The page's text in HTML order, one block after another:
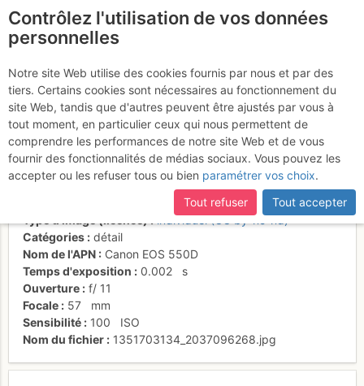
Contrefort du Carlit de
Baix
Activités
Date/heure
Philippe Queinnec
individuel (CC by-nc-nd)
Catégories
détail
Nom de l'APN
Canon EOS 550D
Temps d'exposition
0.002
s
Ouverture
f/ 11
Focale
57
mm
Sensibilité
100
ISO
Nom du fichier
1351703134_2037096268.jpg
Contrôlez l'utilisation de vos données
personnelles
Notre site Web utilise des cookies fournis par nous et par des
tiers. Certains cookies sont nécessaires au fonctionnement du
site Web, tandis que d'autres peuvent être ajustés par vous à
tout moment, en particulier ceux qui nous permettent de
comprendre les performances de notre site Web et de vous
fournir des fonctionnalités de médias sociaux. Vous pouvez les
accepter ou les refuser tous ou bien paramétrer vos choix.
Tout refuser
Tout accepter